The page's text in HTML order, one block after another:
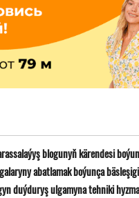
blogunyň kärendesi
abatlamak boýunça
duýduryş ulgamyna tehniki